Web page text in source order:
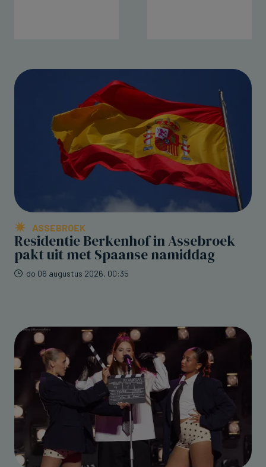
ASSEBROEK
Residentie Berkenhof in Assebroek
pakt uit met Spaanse namiddag
do 06 augustus 2026, 00:35